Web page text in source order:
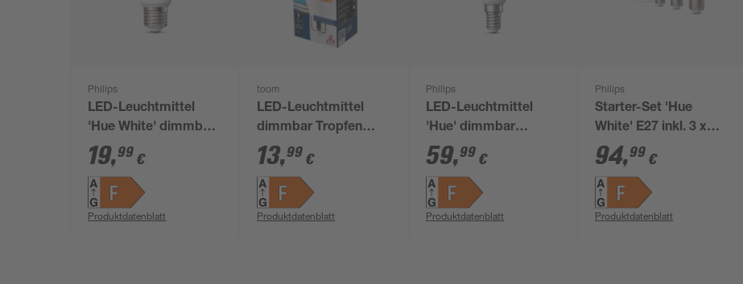
Philips
LED-Leuchtmittel
'Hue White' dimmbar
matt E27 9,5 W 1055
lm warmweiß
19,99 €
Produktdatenblatt
toom
LED-Leuchtmittel
dimmbar Tropfen
matt E27 4,9 W 470 lm
RGB - tunable white
13,99 €
Produktdatenblatt
Philips
LED-Leuchtmittel
'Hue' dimmbar
Tropfen matt E14 5,1
W 370 lm warmweiß
bis tageslichtweiß
59,99 €
Produktdatenblatt
Philips
Starter-Set 'Hue
White' E27 inkl. 3 x
LED-Lampe E27 9,5
W, Dimmschalter
94,99 €
Produktdatenblatt